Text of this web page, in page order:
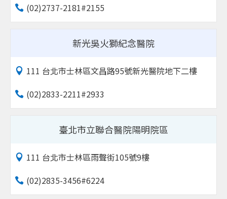
(02)2737-2181#2155
新光吳火獅紀念醫院
111 台北市士林區文昌路95號新光醫院地下二樓
(02)2833-2211#2933
臺北市立聯合醫院陽明院區
111 台北市士林區雨聲街105號9樓
(02)2835-3456#6224